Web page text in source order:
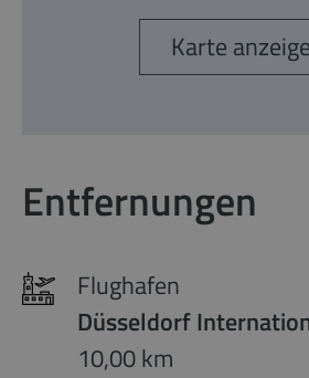
Karte
Entfernungen
Flughafen
Düsseldorf
10,00 km